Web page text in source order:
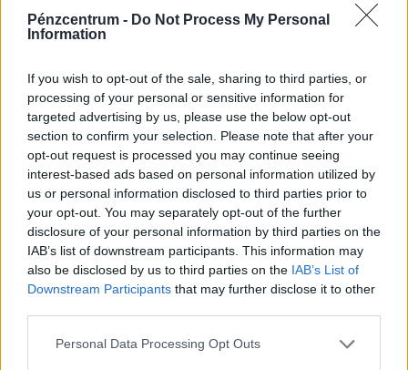
Pénzcentrum - Do Not Process My Personal
Information
If you wish to opt-out of the sale, sharing to third parties, or
processing of your personal or sensitive information for
targeted advertising by us, please use the below opt-out
section to confirm your selection. Please note that after your
opt-out request is processed you may continue seeing
interest-based ads based on personal information utilized by
us or personal information disclosed to third parties prior to
your opt-out. You may separately opt-out of the further
disclosure of your personal information by third parties on the
IAB’s list of downstream participants. This information may
also be disclosed by us to third parties on the IAB’s List of
Downstream Participants that may further disclose it to other
Personal Data Processing Opt Outs